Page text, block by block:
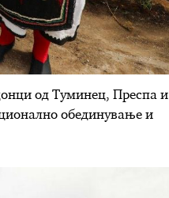
од Туминец, Преспа и
обединување и